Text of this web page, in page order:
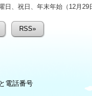
日、祝日、年末年始（12月29
RSS»
電話番号